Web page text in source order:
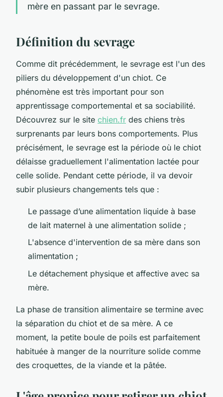
mère en passant par le sevrage.
Définition du sevrage
Comme dit précédemment, le sevrage est l'un des
piliers du développement d'un chiot. Ce
phénomène est très important pour son
apprentissage comportemental et sa sociabilité.
Découvrez sur le site chien.fr des chiens très
surprenants par leurs bons comportements. Plus
précisément, le sevrage est la période où le chiot
délaisse graduellement l'alimentation lactée pour
celle solide. Pendant cette période, il va devoir
subir plusieurs changements tels que :
Le passage d’une alimentation liquide à base
de lait maternel à une alimentation solide ;
L'absence d'intervention de sa mère dans son
alimentation ;
Le détachement physique et affective avec sa
mère.
La phase de transition alimentaire se termine avec
la séparation du chiot et de sa mère. A ce
moment, la petite boule de poils est parfaitement
habituée à manger de la nourriture solide comme
des croquettes, de la viande et la pâtée.